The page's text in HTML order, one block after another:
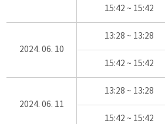
15:42 ~ 15:42
2024. 06. 10
13:28 ~ 13:28
15:42 ~ 15:42
2024. 06. 11
13:28 ~ 13:28
15:42 ~ 15:42